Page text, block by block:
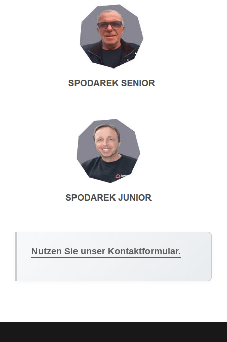
Nutzen Sie unser Kontaktformular.